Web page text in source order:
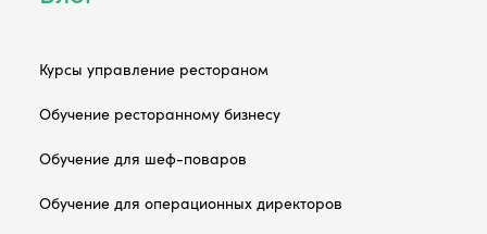
Курсы управление рестораном
Обучение ресторанному бизнесу
Обучение для шеф-поваров
Обучение для операционных директоров